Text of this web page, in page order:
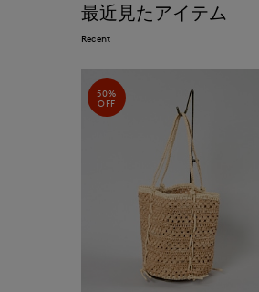
最近見たアイテム
Recent
50%
OFF